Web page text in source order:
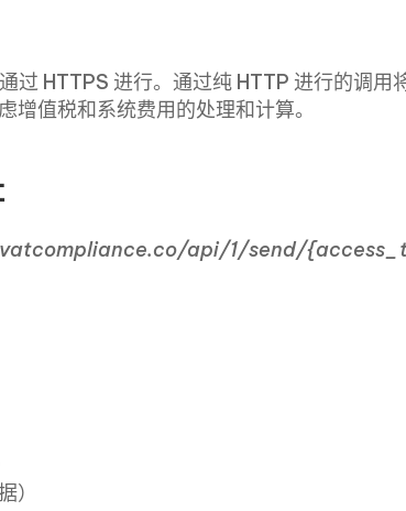
过 HTTPS 进行。通过纯 HTTP 进行的调
增值税和系统费用的处理和计算。
api/1/send/
）